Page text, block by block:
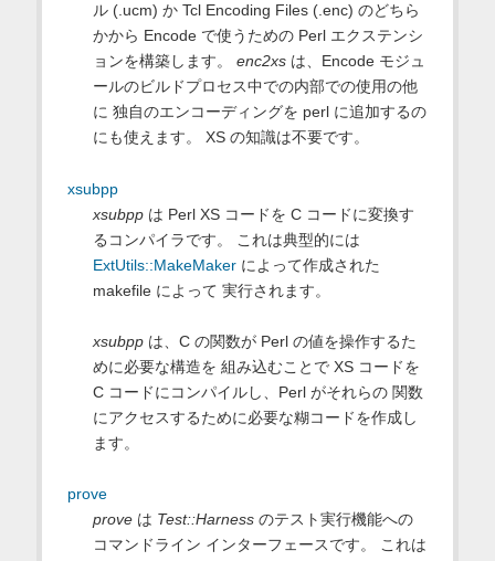
ル (.ucm) か Tcl Encoding Files (.enc) のどちら
かから Encode で使うための Perl エクステンシ
ョンを構築します。 enc2xsは、Encode モジュ
ールのビルドプロセス中での内部での使用の他
に 独自のエンコーディングを perl に追加するの
にも使えます。 XS の知識は不要です。
xsubpp
xsubppは Perl XS コードを C コードに変換す
るコンパイラです。 これは典型的には
ExtUtils::MakeMakerによって作成された
makefile によって 実行されます。
xsubppは、C の関数が Perl の値を操作するた
めに必要な構造を 組み込むことで XS コードを
C コードにコンパイルし、Perl がそれらの 関数
にアクセスするために必要な糊コードを作成し
ます。
prove
proveは Test::Harnessのテスト実行機能への
コマンドライン インターフェースです。 これは